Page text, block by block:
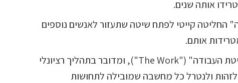
אותה שנים.
החליטה קייטי לפתח שיטה שתעזור לאנשים נוספים
אותם.
לשיטה הזו קייטי קראה "שיטת העבודה" ("The Work"), ומדובר בתהליך רציונלי
ולנטרל כל מחשבה שמובילה לתחושות